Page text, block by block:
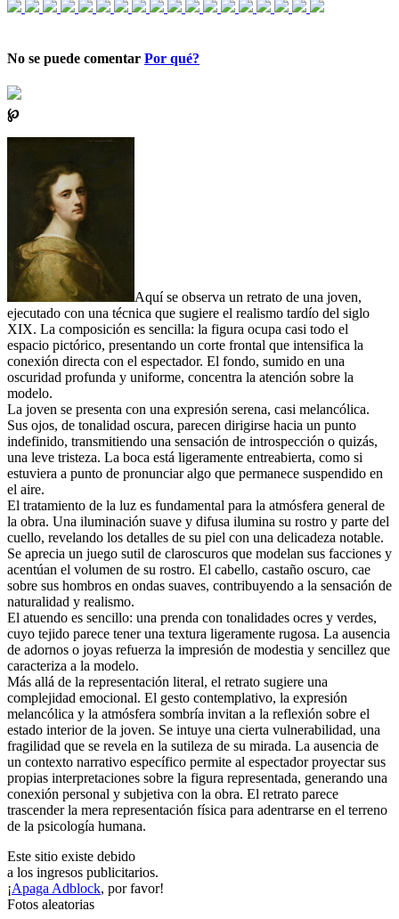
No se puede comentar Por qué?
℘
Aquí se observa un retrato de una joven,
ejecutado con una técnica que sugiere el realismo tardío del siglo
XIX. La composición es sencilla: la figura ocupa casi todo el
espacio pictórico, presentando un corte frontal que intensifica la
conexión directa con el espectador. El fondo, sumido en una
oscuridad profunda y uniforme, concentra la atención sobre la
modelo.
La joven se presenta con una expresión serena, casi melancólica.
Sus ojos, de tonalidad oscura, parecen dirigirse hacia un punto
indefinido, transmitiendo una sensación de introspección o quizás,
una leve tristeza. La boca está ligeramente entreabierta, como si
estuviera a punto de pronunciar algo que permanece suspendido en
el aire.
El tratamiento de la luz es fundamental para la atmósfera general de
la obra. Una iluminación suave y difusa ilumina su rostro y parte del
cuello, revelando los detalles de su piel con una delicadeza notable.
Se aprecia un juego sutil de claroscuros que modelan sus facciones y
acentúan el volumen de su rostro. El cabello, castaño oscuro, cae
sobre sus hombros en ondas suaves, contribuyendo a la sensación de
naturalidad y realismo.
El atuendo es sencillo: una prenda con tonalidades ocres y verdes,
cuyo tejido parece tener una textura ligeramente rugosa. La ausencia
de adornos o joyas refuerza la impresión de modestia y sencillez que
caracteriza a la modelo.
Más allá de la representación literal, el retrato sugiere una
complejidad emocional. El gesto contemplativo, la expresión
melancólica y la atmósfera sombría invitan a la reflexión sobre el
estado interior de la joven. Se intuye una cierta vulnerabilidad, una
fragilidad que se revela en la sutileza de su mirada. La ausencia de
un contexto narrativo específico permite al espectador proyectar sus
propias interpretaciones sobre la figura representada, generando una
conexión personal y subjetiva con la obra. El retrato parece
trascender la mera representación física para adentrarse en el terreno
de la psicología humana.
Este sitio existe debido
a los ingresos publicitarios.
¡Apaga Adblock, por favor!
Fotos aleatorias